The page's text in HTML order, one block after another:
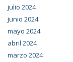
julio 2024
junio 2024
mayo 2024
abril 2024
marzo 2024